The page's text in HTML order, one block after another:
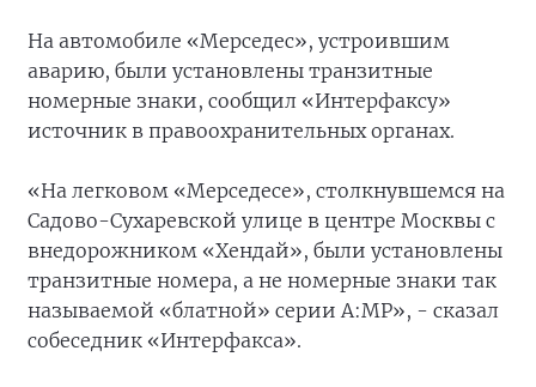
На автомобиле «Мерседес», устроившим
аварию, были установлены транзитные
номерные знаки, сообщил «Интерфаксу»
источник в правоохранительных органах.
«На легковом «Мерседесе», столкнувшемся на
Садово-Сухаревской улице в центре Москвы с
внедорожником «Хендай», были установлены
транзитные номера, а не номерные знаки так
называемой «блатной» серии А:МР», - сказал
собеседник «Интерфакса».